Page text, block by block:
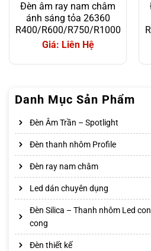
Danh Mục Sản Phẩm
Đèn Âm Trần – Spotlight
Đèn thanh nhôm Profile
Đèn ray nam châm
Led dán chuyên dụng
Đèn Silica – Thanh nhôm Led
cong
Đèn thiết kế
Đèn âm ray nam châm
ánh sáng tỏa 26360
R400/R600/R750/R1000
Giá: Liên Hệ